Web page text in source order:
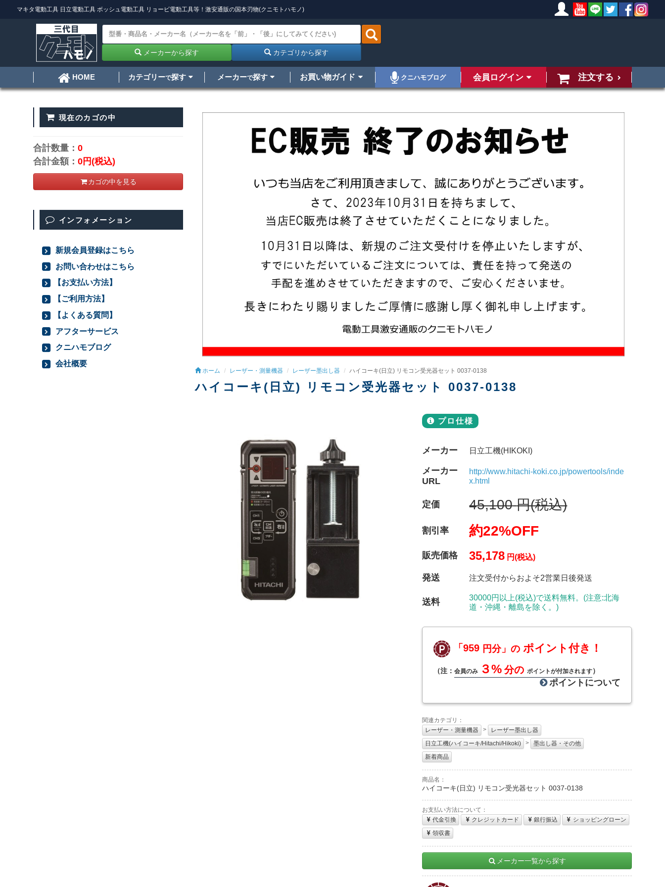
マキタ電動工具 日立電動工具 ボッシュ電動工具 リョービ電動工具等！激安通販の国本刃物(クニモトハモノ)
メーカーから探す カテゴリから探す
HOME カテゴリーで探す メーカーで探す お買い物ガイド クニハモブログ 会員ログイン 注文する
ホーム レーザー・測量機器 レーザー墨出し器 ハイコーキ(日立) リモコン受光器セット 0037-0138
ハイコーキ(日立) リモコン受光器セット 0037-0138
プロ仕様
メーカー 日立工機(HIKOKI)
メーカー
URL
http://www.hitachi-koki.co.jp/powertools/inde
x.html
定価 45,100 円(税込)
割引率 約22%OFF
販売価格 35,178 円(税込)
発送 注文受付からおよそ2営業日後発送
送料
30000円以上(税込)で送料無料。(注意:北海
道・沖縄・離島を除く。)
「959 円分」のポイント付き！
（注： 会員のみ ３% 分のポイントが付加されます）
ポイントについて
関連カテゴリ：
レーザー・測量機器
>
レーザー墨出し器
日立工機(ハイコーキ/Hitachi/Hikoki)
>
墨出し器・その他
新着商品
商品名：
ハイコーキ(日立) リモコン受光器セット 0037-0138
お支払い方法について：
代金引換
クレジットカード 銀行振込
ショッピングローン
領収書
メーカー一覧から探す
現在のカゴの中
合計数量：0
合計金額：0円(税込)
カゴの中を見る
インフォメーション
新規会員登録はこちら
お問い合わせはこちら
【お支払い方法】
【ご利用方法】
【よくある質問】
アフターサービス
クニハモブログ
会社概要